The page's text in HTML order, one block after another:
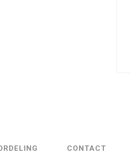
CONTACT